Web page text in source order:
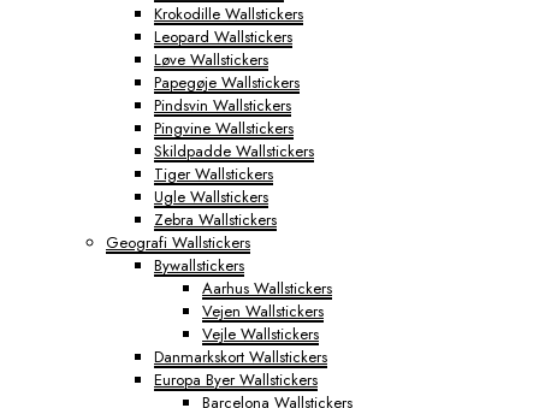
Krokodille Wallstickers
Leopard Wallstickers
Løve Wallstickers
Papegøje Wallstickers
Pindsvin Wallstickers
Pingvine Wallstickers
Skildpadde Wallstickers
Tiger Wallstickers
Ugle Wallstickers
Zebra Wallstickers
Geografi Wallstickers
Bywallstickers
Aarhus Wallstickers
Vejen Wallstickers
Vejle Wallstickers
Danmarkskort Wallstickers
Europa Byer Wallstickers
Barcelona Wallstickers